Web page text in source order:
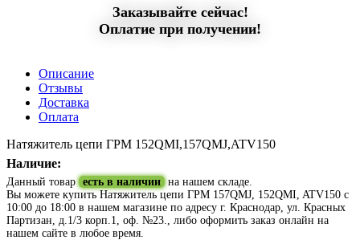
Заказывайте сейчас!
Оплатие при получении!
Описание
Отзывы
Доставка
Оплата
Натяжитель цепи ГРМ 152QMI,157QMJ,ATV150
Наличие:
Данный товар есть в наличии на нашем складе.
Вы можете купить Натяжитель цепи ГРМ 157QMJ, 152QMI, ATV150 с
10:00 до 18:00 в нашем магазине по адресу г. Краснодар, ул. Красных
Партизан, д.1/3 корп.1, оф. №23., либо оформить заказ онлайн на
нашем сайте в любое время.